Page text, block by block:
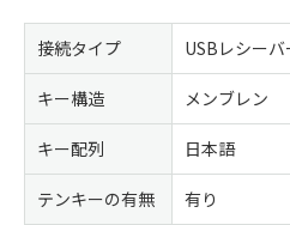
接続タイプ USBレシーバ
キー構造 メンブレン
キー配列 日本語
テンキーの有無 有り